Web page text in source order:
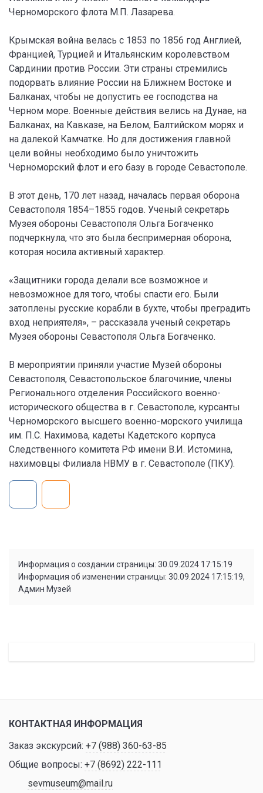
Черноморского флота М.П. Лазарева.
Крымская война велась с 1853 по 1856 год Англией,
Францией, Турцией и Итальянским королевством
Сардинии против России. Эти страны стремились
подорвать влияние России на Ближнем Востоке и
Балканах, чтобы не допустить ее господства на
Черном море. Военные действия велись на Дунае, на
Балканах, на Кавказе, на Белом, Балтийском морях и
на далекой Камчатке. Но для достижения главной
цели войны необходимо было уничтожить
Черноморский флот и его базу в городе Севастополе.
В этот день, 170 лет назад, началась первая оборона
Севастополя 1854–1855 годов. Ученый секретарь
Музея обороны Севастополя Ольга Богаченко
подчеркнула, что это была беспримерная оборона,
которая носила активный характер.
«Защитники города делали все возможное и
невозможное для того, чтобы спасти его. Были
затоплены русские корабли в бухте, чтобы преградить
вход неприятеля», – рассказала ученый секретарь
Музея обороны Севастополя Ольга Богаченко.
В мероприятии приняли участие Музей обороны
Севастополя, Севастопольское благочиние, члены
Регионального отделения Российского военно-
исторического общества в г. Севастополе, курсанты
Черноморского высшего военно-морского училища
им. П.С. Нахимова, кадеты Кадетского корпуса
Следственного комитета РФ имени В.И. Истомина,
нахимовцы Филиала НВМУ в г. Севастополе (ПКУ).
Информация о создании страницы: 30.09.2024 17:15:19
Информация об изменении страницы: 30.09.2024 17:15:19,
Админ Музей
КОНТАКТНАЯ ИНФОРМАЦИЯ
Заказ экскурсий: +7 (988) 360-63-85
Общие вопросы: +7 (8692) 222-111
sevmuseum@mail.ru